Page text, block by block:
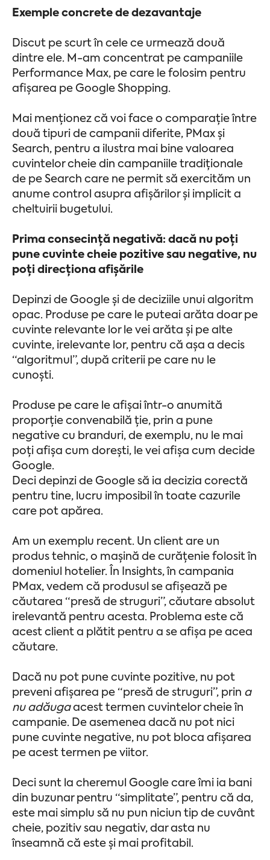
Exemple concrete de dezavantaje
Discut pe scurt în cele ce urmează două
dintre ele. M-am concentrat pe campaniile
Performance Max, pe care le folosim pentru
afișarea pe Google Shopping.
Mai menționez că voi face o comparație între
două tipuri de campanii diferite, PMax și
Search, pentru a ilustra mai bine valoarea
cuvintelor cheie din campaniile tradiționale
de pe Search care ne permit să exercităm un
anume control asupra afișărilor și implicit a
cheltuirii bugetului.
Prima consecință negativă: dacă nu poți
pune cuvinte cheie pozitive sau negative, nu
poți direcționa afișările
Depinzi de Google și de deciziile unui algoritm
opac. Produse pe care le puteai arăta doar pe
cuvinte relevante lor le vei arăta și pe alte
cuvinte, irelevante lor, pentru că așa a decis
“algoritmul”, după criterii pe care nu le
cunoști.
Produse pe care le afișai într-o anumită
proporție convenabilă ție, prin a pune
negative cu branduri, de exemplu, nu le mai
poți afișa cum dorești, le vei afișa cum decide
Google.
Deci depinzi de Google să ia decizia corectă
pentru tine, lucru imposibil în toate cazurile
care pot apărea.
Am un exemplu recent. Un client are un
produs tehnic, o mașină de curățenie folosit în
domeniul hotelier. În Insights, în campania
PMax, vedem că produsul se afișează pe
căutarea “presă de struguri”, căutare absolut
irelevantă pentru acesta. Problema este că
acest client a plătit pentru a se afișa pe acea
căutare.
Dacă nu pot pune cuvinte pozitive, nu pot
preveni afișarea pe “presă de struguri”, prin a
nu adăugaacest termen cuvintelor cheie în
campanie. De asemenea dacă nu pot nici
pune cuvinte negative, nu pot bloca afișarea
pe acest termen pe viitor.
Deci sunt la cheremul Google care îmi ia bani
din buzunar pentru “simplitate”, pentru că da,
este mai simplu să nu pun niciun tip de cuvânt
cheie, pozitiv sau negativ, dar asta nu
înseamnă că este și mai profitabil.